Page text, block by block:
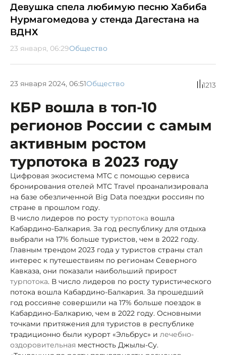
Девушка спела любимую песню Хабиба
Нурмагомедова у стенда Дагестана на
ВДНХ
23 января, 06:29Общество
23 января 2024, 06:51Общество 1213
КБР вошла в топ-10
регионов России с самым
активным ростом
турпотока в 2023 году
Цифровая экосистема МТС с помощью сервиса
бронирования отелей МТС Travel проанализировала
на базе обезличенной Big Data поездки россиян по
стране в прошлом году.
В число лидеров по росту турпотока вошла
Кабардино-Балкария. За год республику для отдыха
выбрали на 17% больше туристов, чем в 2022 году.
Главным трендом 2023 года у туристов страны стал
интерес к путешествиям по регионам Северного
Кавказа, они показали наибольший прирост
турпотока. В число лидеров по росту туристического
потока вошла Кабардино-Балкария. За прошедший
год россияне совершили на 17% больше поездок в
Кабардино-Балкарию, чем в 2022 году. Основными
точками притяжения для туристов в республике
традиционно были курорт «Эльбрус» и лечебно-
оздоровительная местность Джылы-Су.